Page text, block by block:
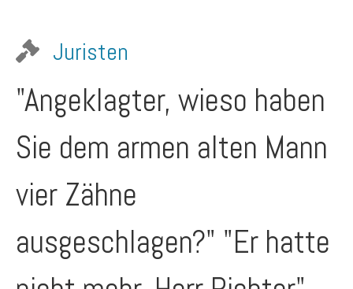
Juristen
"Angeklagter, wieso haben
Sie dem armen alten Mann
vier Zähne
ausgeschlagen?" "Er hatte